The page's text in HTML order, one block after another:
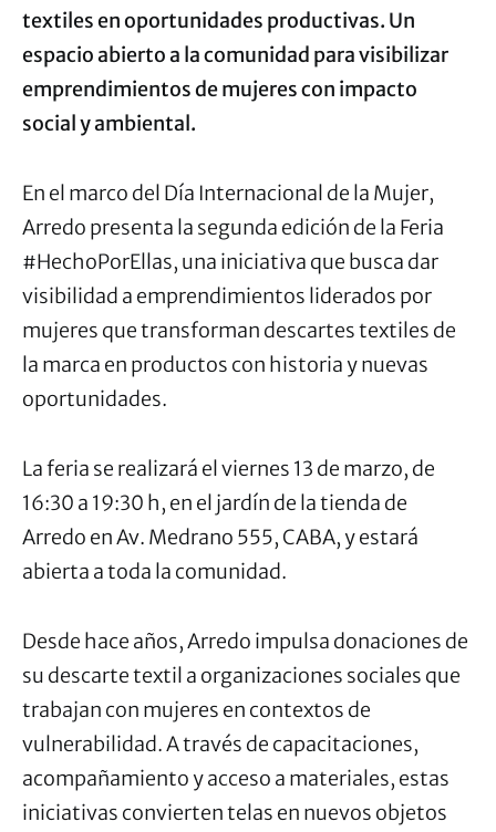
textiles en oportunidades productivas. Un
espacio abierto a la comunidad para visibilizar
emprendimientos de mujeres con impacto
social y ambiental.
En el marco del Día Internacional de la Mujer,
Arredo presenta la segunda edición de la Feria
#HechoPorEllas, una iniciativa que busca dar
visibilidad a emprendimientos liderados por
mujeres que transforman descartes textiles de
la marca en productos con historia y nuevas
oportunidades.
La feria se realizará el viernes 13 de marzo, de
16:30 a 19:30 h, en el jardín de la tienda de
Arredo en Av. Medrano 555, CABA, y estará
abierta a toda la comunidad.
Desde hace años, Arredo impulsa donaciones de
su descarte textil a organizaciones sociales que
trabajan con mujeres en contextos de
vulnerabilidad. A través de capacitaciones,
acompañamiento y acceso a materiales, estas
iniciativas convierten telas en nuevos objetos